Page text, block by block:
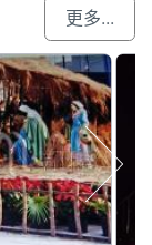
更多...